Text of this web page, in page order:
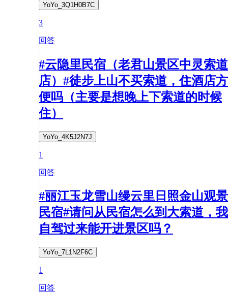
YoYo_3Q1H0B7C
3
回答
#云隐里民宿（老君山景区中灵索道
店）#徒步上山不买索道，住酒店方
便吗（主要是想晚上下索道的时候
住）
YoYo_4K5J2N7J
1
回答
#丽江玉龙雪山缦云里日照金山观景
民宿#请问从民宿怎么到大索道，我
自驾过来能开进景区吗？
YoYo_7L1N2F6C
1
回答